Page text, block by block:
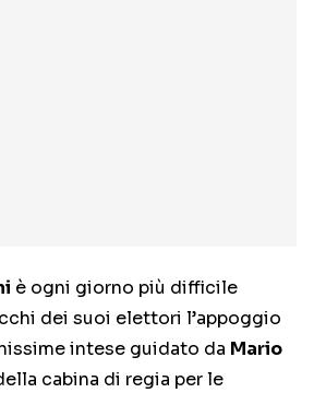
è ogni giorno più difficile
dei suoi elettori l’appoggio
intese guidato da Mario
cabina di regia per le